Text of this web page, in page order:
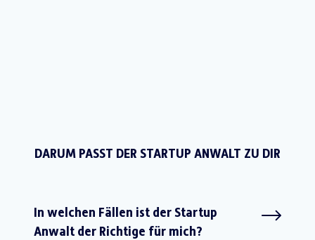
DARUM PASST DER STARTUP ANWALT ZU DIR
In welchen Fällen ist der Startup
Anwalt der Richtige für mich?